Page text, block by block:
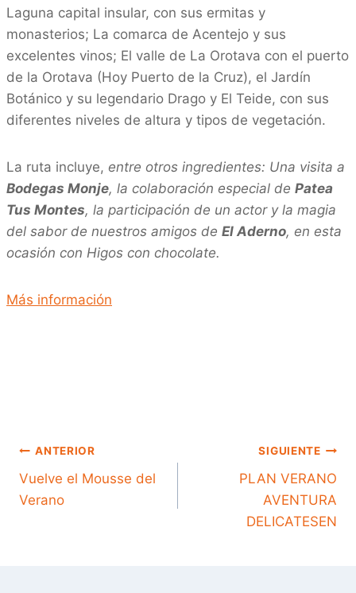
Laguna capital insular, con sus ermitas y
monasterios; La comarca de Acentejo y sus
excelentes vinos; El valle de La Orotava con el puerto
de la Orotava (Hoy Puerto de la Cruz), el Jardín
Botánico y su legendario Drago y El Teide, con sus
diferentes niveles de altura y tipos de vegetación.
La ruta incluye, entre otros ingredientes: Una visita a
Bodegas Monje, la colaboración especial de Patea
Tus Montes, la participación de un actor y la magia
del sabor de nuestros amigos de El Aderno, en esta
ocasión con Higos con chocolate.
Más información
NAVEGACIÓN
ANTERIOR
Vuelve el Mousse del
Verano
SIGUIENTE
PLAN VERANO
AVENTURA
DELICATESEN